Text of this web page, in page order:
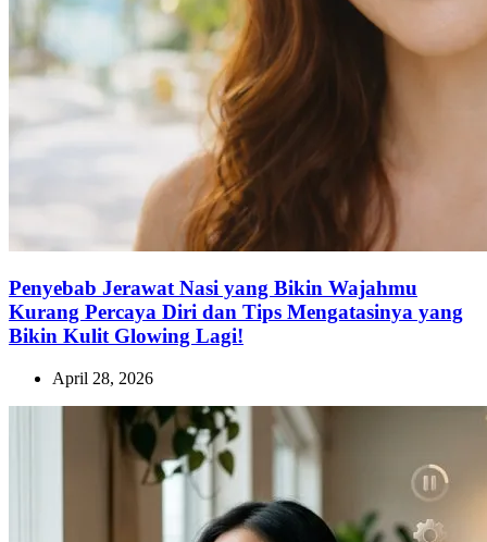
Penyebab Jerawat Nasi yang Bikin Wajahmu
Kurang Percaya Diri dan Tips Mengatasinya yang
Bikin Kulit Glowing Lagi!
April 28, 2026